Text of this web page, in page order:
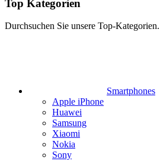
Top Kategorien
Durchsuchen Sie unsere Top-Kategorien.
Smartphones
Apple iPhone
Huawei
Samsung
Xiaomi
Nokia
Sony